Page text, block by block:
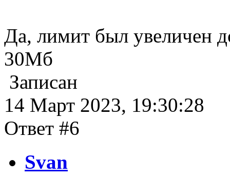
Да, лимит был увеличен
30Мб
Записан
14 Март 2023, 19:30:28
Ответ #6
Svan